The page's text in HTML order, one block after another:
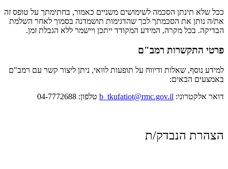
ככל שלא תינתן הסכמה לשימושים משניים כאמור, בחתימתך על טופס זה
את/ה נותן את הסכמתך לכך שהדגימות תושמדנה בסמוך לאחר השלמת
הבדיקה. בכל מקרה, המידע המקודד ייתכן ויישמר ללא הגבלת זמן.
פרטי התקשרות רמב"ם
למידע נוסף, שאלות ודיווח על תופעות לוואי, ניתן ליצור קשר עם רמב"ם
באמצעים הבאים:
דואר אלקטרוני: b_tkufatiot@rmc.gov.il טלפון: 04-7772688
הצהרת הנבדק/ת